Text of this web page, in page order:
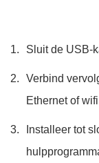
Sluit de USB-
Verbind
Ethernet of
Installeer tot